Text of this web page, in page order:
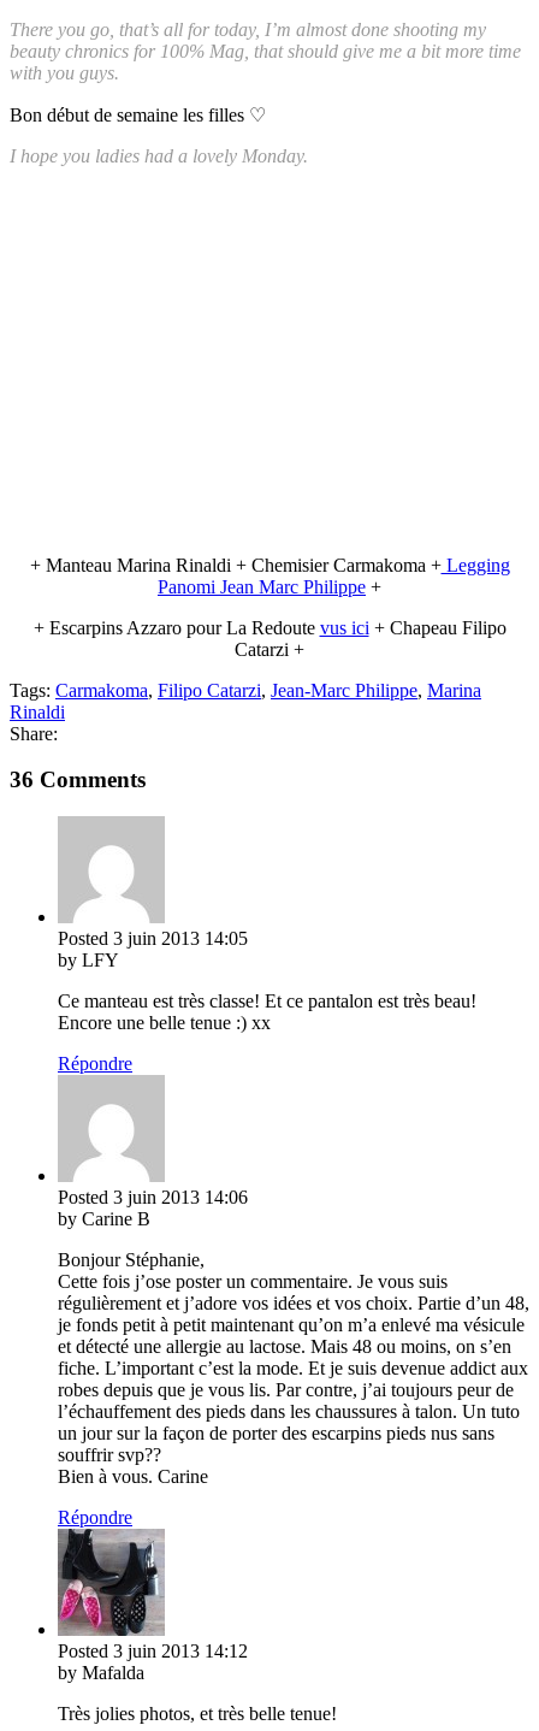
There you go, that’s all for today, I’m almost done shooting my
beauty chronics for 100% Mag, that should give me a bit more time
with you guys.
Bon début de semaine les filles ♡
I hope you ladies had a lovely Monday.
+ Manteau Marina Rinaldi + Chemisier Carmakoma +Legging
Panomi Jean Marc Philippe +
+ Escarpins Azzaro pour La Redoute vus ici + Chapeau Filipo
Catarzi +
Tags: Carmakoma, Filipo Catarzi, Jean-Marc Philippe, Marina
Rinaldi
Share:
36 Comments
Posted 3 juin 2013 14:05
by LFY
Ce manteau est très classe! Et ce pantalon est très beau!
Encore une belle tenue :) xx
Répondre
Posted 3 juin 2013 14:06
by Carine B
Bonjour Stéphanie,
Cette fois j’ose poster un commentaire. Je vous suis
régulièrement et j’adore vos idées et vos choix. Partie d’un 48,
je fonds petit à petit maintenant qu’on m’a enlevé ma vésicule
et détecté une allergie au lactose. Mais 48 ou moins, on s’en
fiche. L’important c’est la mode. Et je suis devenue addict aux
robes depuis que je vous lis. Par contre, j’ai toujours peur de
l’échauffement des pieds dans les chaussures à talon. Un tuto
un jour sur la façon de porter des escarpins pieds nus sans
souffrir svp??
Bien à vous. Carine
Répondre
Posted 3 juin 2013 14:12
by Mafalda
Très jolies photos, et très belle tenue!